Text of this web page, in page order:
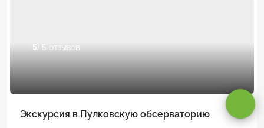
5/ 5 отзывов
Экскурсия в Пулковскую обсерваторию
Принимаю